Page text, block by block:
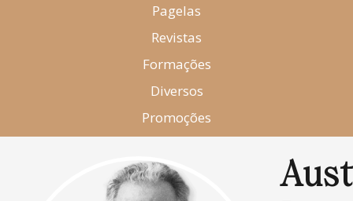
Pagelas
Revistas
Formações
Diversos
Promoções